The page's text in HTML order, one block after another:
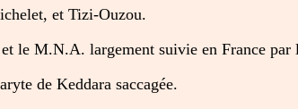
et Tizi-Ouzou.
le M.N.A. largement suivie en France
de Keddara saccagée.